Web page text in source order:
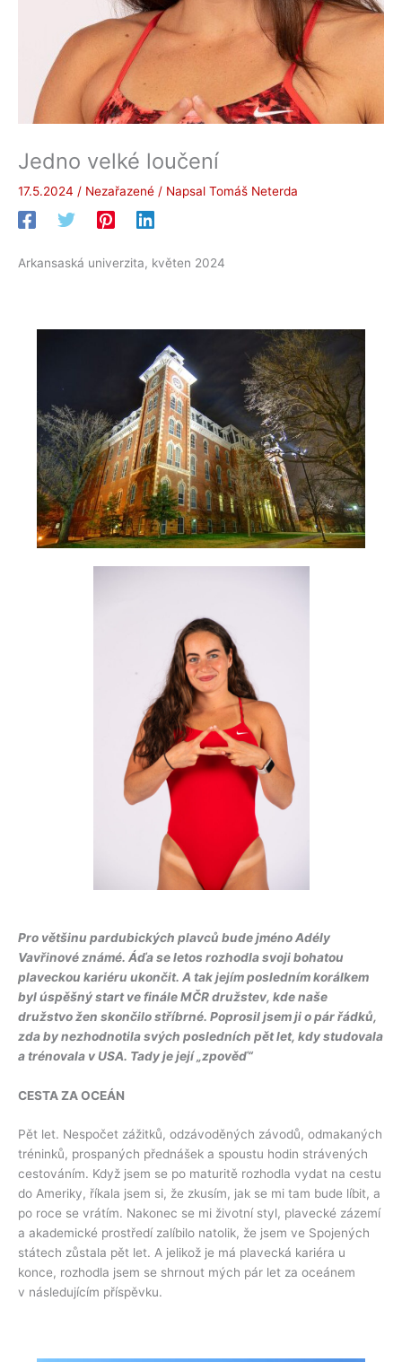
Jedno velké loučení
17.5.2024 / Nezařazené / Napsal Tomáš Neterda
Arkansaská univerzita, květen 2024
Pro většinu pardubických plavců bude jméno Adély
Vavřinové známé. Áďa se letos rozhodla svoji bohatou
plaveckou kariéru ukončit. A tak jejím posledním korálkem
byl úspěšný start ve finále MČR družstev, kde naše
družstvo žen skončilo stříbrné. Poprosil jsem ji o pár řádků,
zda by nezhodnotila svých posledních pět let, kdy studovala
a trénovala v USA. Tady je její „zpověď“
CESTA ZA OCEÁN
Pět let. Nespočet zážitků, odzávoděných závodů, odmakaných
tréninků, prospaných přednášek a spoustu hodin strávených
cestováním. Když jsem se po maturitě rozhodla vydat na cestu
do Ameriky, říkala jsem si, že zkusím, jak se mi tam bude líbit, a
po roce se vrátím. Nakonec se mi životní styl, plavecké zázemí
a akademické prostředí zalíbilo natolik, že jsem ve Spojených
státech zůstala pět let. A jelikož je má plavecká kariéra u
konce, rozhodla jsem se shrnout mých pár let za oceánem
v následujícím příspěvku.